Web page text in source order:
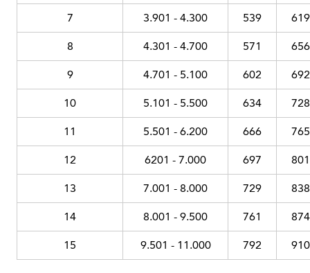
7 3.901 - 4.300 539 619
8 4.301 - 4.700 571 656
9 4.701 - 5.100 602 692
10 5.101 - 5.500 634 728
11 5.501 - 6.200 666 765
12 6201 - 7.000 697 801
13 7.001 - 8.000 729 838
14 8.001 - 9.500 761 874
15 9.501 - 11.000 792 910